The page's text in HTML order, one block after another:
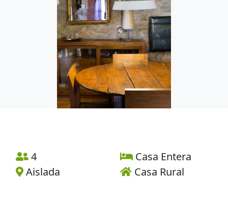
4
Casa Entera
Aislada
Casa Rural